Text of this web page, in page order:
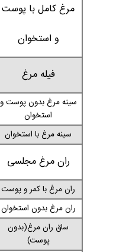
مرغ کامل با پوست
و استخوان
فیله مرغ
سینه مرغ بدون پوست و
استخوان
سینه مرغ با استخوان
ران مرغ مجلسی
ران مرغ با کمر و پوست
ران مرغ بدون استخوان
ساق ران مرغ(بدون
پوست)